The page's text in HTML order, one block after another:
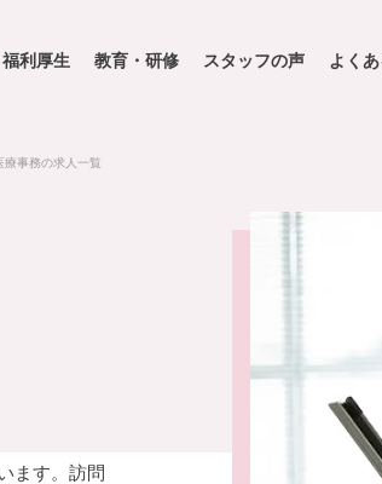
利厚生 教育・研修 スタッフの声 よく
療事務の求人一覧
ます。訪問